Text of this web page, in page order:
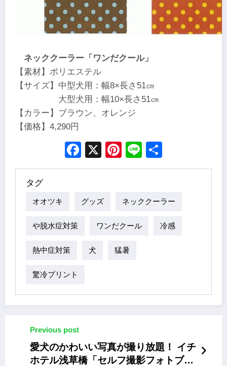
ネッククーラー「ワンだクール」
【素材】ポリエステル
【サイズ】中型犬用：幅8×長さ51㎝
大型犬用：幅10×長さ51㎝
【カラー】ブラウン、オレンジ
【価格】4,290円
Facebook
X Pinterest
Line
タグ
オオツキ グッズ ネッククーラー
や脱水症対策 ワンだクール 冷感
熱中症対策 犬 猛暑
驚冷プリント
Previous post
愛犬のかわいい写真が撮り放題！ イチ
ホテル浅草橋「セルフ撮影フォトブー